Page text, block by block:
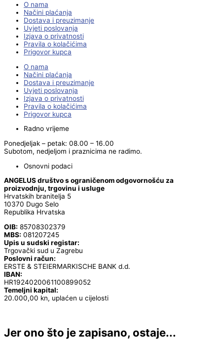
O nama
Načini plaćanja
Dostava i preuzimanje
Uvjeti poslovanja
Izjava o privatnosti
Pravila o kolačićima
Prigovor kupca
O nama
Načini plaćanja
Dostava i preuzimanje
Uvjeti poslovanja
Izjava o privatnosti
Pravila o kolačićima
Prigovor kupca
Radno vrijeme
Ponedjeljak – petak: 08.00 – 16.00
Subotom, nedjeljom i praznicima ne radimo.
Osnovni podaci
ANGELUS društvo s ograničenom odgovornošću za
proizvodnju, trgovinu i usluge
Hrvatskih branitelja 5
10370 Dugo Selo
Republika Hrvatska
OIB: 85708302379
MBS: 081207245
Upis u sudski registar:
Trgovački sud u Zagrebu
Poslovni račun:
ERSTE & STEIERMARKISCHE BANK d.d.
IBAN:
HR1924020061100899052
Temeljni kapital:
20.000,00 kn, uplaćen u cijelosti
Jer ono što je zapisano, ostaje...